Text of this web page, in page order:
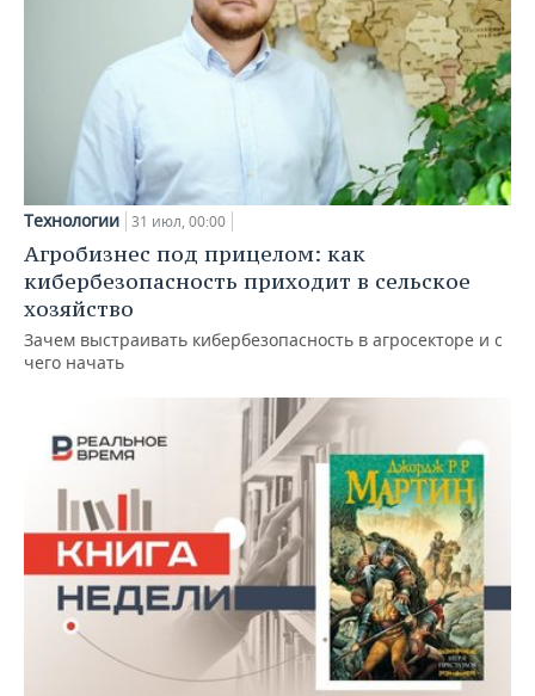
Технологии 31 июл, 00:00
Агробизнес под прицелом: как
кибербезопасность приходит в сельское
хозяйство
Зачем выстраивать кибербезопасность в агросекторе и с
чего начать